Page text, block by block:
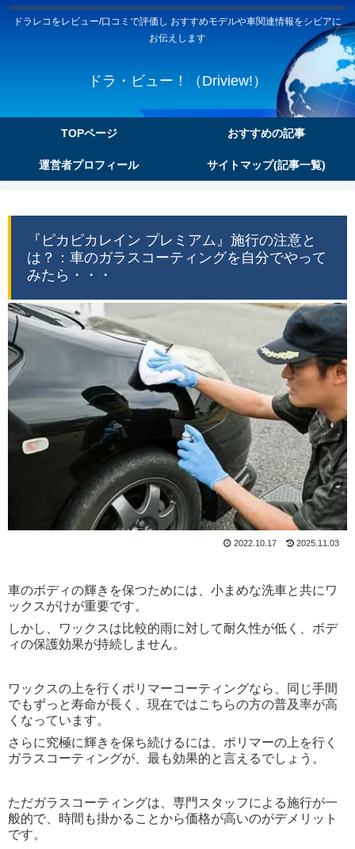
ドラレコをレビュー/口コミで評価し おすすめモデルや車関連情報をシビアに
お伝えします
ドラ・ビュー！（Driview!）
TOPページ おすすめの記事
運営者プロフィール サイトマップ(記事一覧)
『ピカピカレイン プレミアム』施行の注意と
は？：車のガラスコーティングを自分でやって
みたら・・・
2022.10.17 2025.11.03
車のボディの輝きを保つためには、小まめな洗車と共にワ
ックスがけが重要です。
しかし、ワックスは比較的雨に対して耐久性が低く、ボデ
ィの保護効果が持続しません。
ワックスの上を行くポリマーコーティングなら、同じ手間
でもずっと寿命が長く、現在ではこちらの方の普及率が高
くなっています。
さらに究極に輝きを保ち続けるには、ポリマーの上を行く
ガラスコーティングが、最も効果的と言えるでしょう。
ただガラスコーティングは、専門スタッフによる施行が一
般的で、時間も掛かることから価格が高いのがデメリット
です。